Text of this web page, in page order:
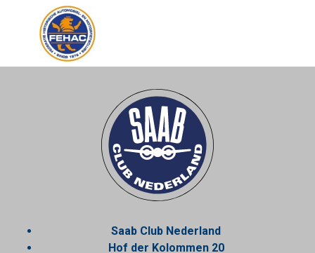
Saab Club Nederland
Hof der Kolommen 20